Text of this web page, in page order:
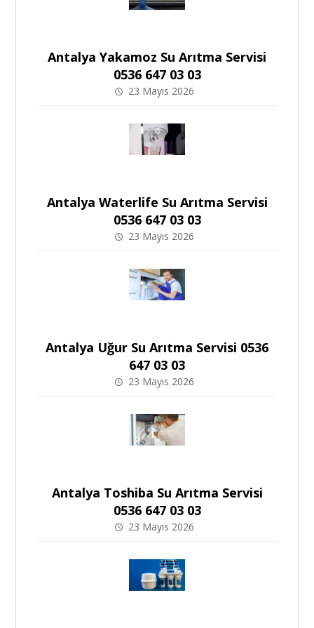
Antalya Yakamoz Su Arıtma Servisi
0536 647 03 03
23 Mayıs 2026
Antalya Waterlife Su Arıtma Servisi
0536 647 03 03
23 Mayıs 2026
Antalya Uğur Su Arıtma Servisi 0536
647 03 03
23 Mayıs 2026
Antalya Toshiba Su Arıtma Servisi
0536 647 03 03
23 Mayıs 2026